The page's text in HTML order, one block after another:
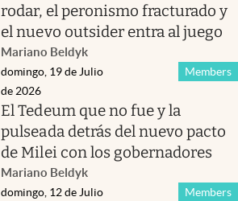
rodar, el peronismo fracturado y
el nuevo outsider entra al juego
Mariano Beldyk
Members
domingo, 19 de Julio
de 2026
El Tedeum que no fue y la
pulseada detrás del nuevo pacto
de Milei con los gobernadores
Mariano Beldyk
Members
domingo, 12 de Julio